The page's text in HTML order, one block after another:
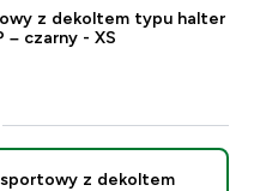
z dekoltem typu halter
– czarny - XS
z dekoltem